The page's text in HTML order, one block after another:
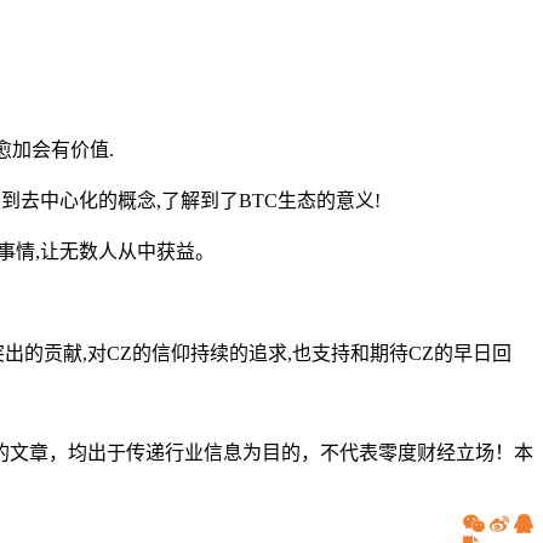
加会有价值.
去中心化的概念,了解到了BTC生态的意义!
,让无数人从中获益。
的贡献,对CZ的信仰持续的追求,也支持和期待CZ的早日回
章，均出于传递行业信息为目的，不代表零度财经立场！本